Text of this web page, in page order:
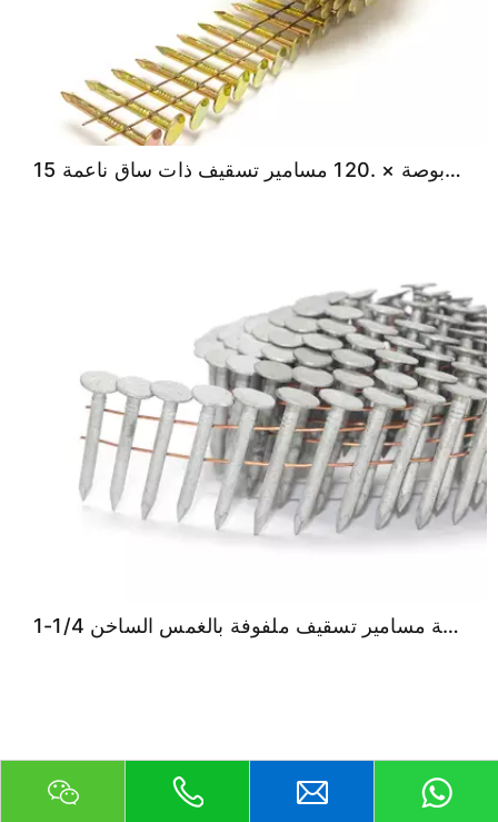
15 درجة 1-1/4 بوصة × .120 مسامير تسقيف ذات ساق ناعمة
1-1/4 بوصة × 0.120 بوصة مسامير تسقيف ملفوفة بالغمس الساخن